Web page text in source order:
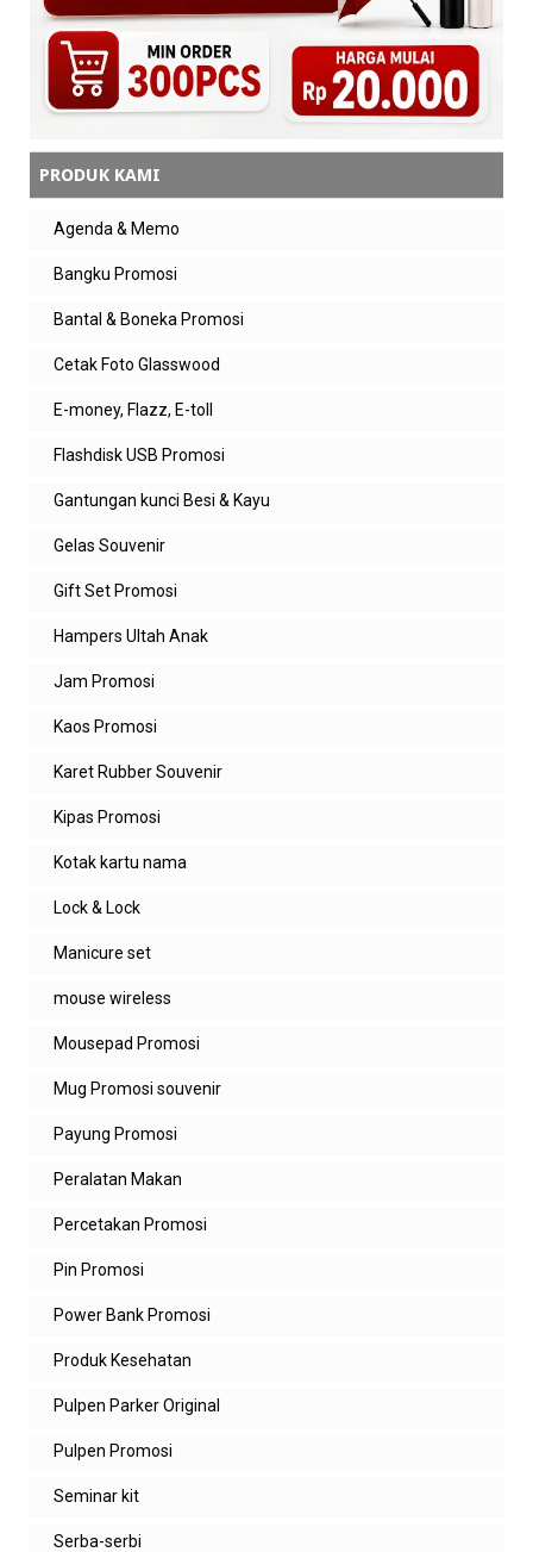
PRODUK KAMI
Agenda & Memo
Bangku Promosi
Bantal & Boneka Promosi
Cetak Foto Glasswood
E-money, Flazz, E-toll
Flashdisk USB Promosi
Gantungan kunci Besi & Kayu
Gelas Souvenir
Gift Set Promosi
Hampers Ultah Anak
Jam Promosi
Kaos Promosi
Karet Rubber Souvenir
Kipas Promosi
Kotak kartu nama
Lock & Lock
Manicure set
mouse wireless
Mousepad Promosi
Mug Promosi souvenir
Payung Promosi
Peralatan Makan
Percetakan Promosi
Pin Promosi
Power Bank Promosi
Produk Kesehatan
Pulpen Parker Original
Pulpen Promosi
Seminar kit
Serba-serbi